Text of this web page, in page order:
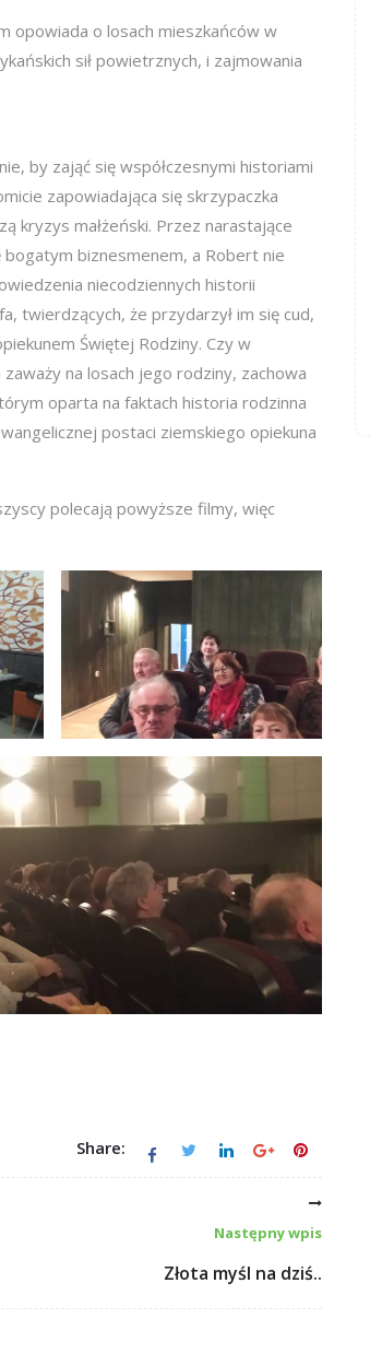
opowiada o losach mieszkańców w
sił powietrznych, i zajmowania
by zająć się współczesnymi historiami
zapowiadająca się skrzypaczka
kryzys małżeński. Przez narastające
bogatym biznesmenem, a Robert nie
niecodziennych historii
twierdzących, że przydarzył im się cud,
Świętej Rodziny. Czy w
na losach jego rodziny, zachowa
oparta na faktach historia rodzinna
postaci ziemskiego opiekuna
polecają powyższe filmy, więc
Share:
Następny wpis
Złota myśl na dziś..